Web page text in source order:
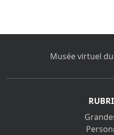
Musée virtuel